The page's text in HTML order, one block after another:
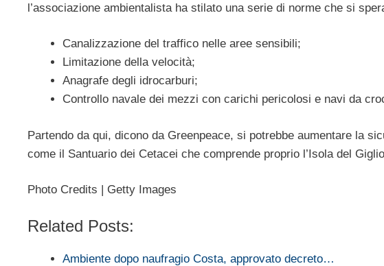
l’associazione ambientalista ha stilato una serie di norme che si
Canalizzazione del traffico nelle aree sensibili;
Limitazione della velocità;
Anagrafe degli idrocarburi;
Controllo navale dei mezzi con carichi pericolosi e navi da
Partendo da qui, dicono da Greenpeace, si potrebbe aumentare la
come il Santuario dei Cetacei che comprende proprio l’Isola del
Photo Credits | Getty Images
Related Posts:
Ambiente dopo naufragio Costa, approvato decreto…